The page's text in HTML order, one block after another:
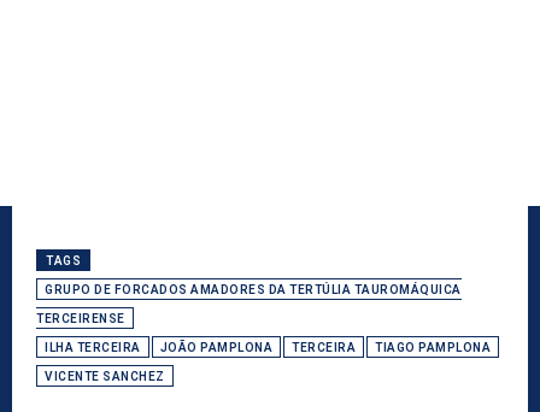
TAGS
GRUPO DE FORCADOS AMADORES DA TERTÚLIA TAUROMÁQUICA
TERCEIRENSE
ILHA TERCEIRA JOÃO PAMPLONA TERCEIRA TIAGO PAMPLONA
VICENTE SANCHEZ